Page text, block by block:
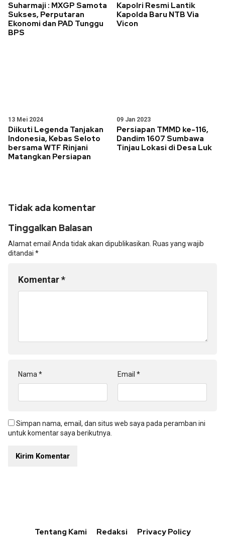
Suharmaji : MXGP Samota
Sukses, Perputaran
Ekonomi dan PAD Tunggu
BPS
Kapolri Resmi Lantik
Kapolda Baru NTB Via
Vicon
13 Mei 2024
Diikuti Legenda Tanjakan
Indonesia, Kebas Seloto
bersama WTF Rinjani
Matangkan Persiapan
09 Jan 2023
Persiapan TMMD ke-116,
Dandim 1607 Sumbawa
Tinjau Lokasi di Desa Luk
Tidak ada komentar
Tinggalkan Balasan
Alamat email Anda tidak akan dipublikasikan. Ruas yang wajib
ditandai *
Komentar*
Nama * Email *
Simpan nama, email, dan situs web saya pada peramban ini
untuk komentar saya berikutnya.
Tentang Kami Redaksi Privacy Policy